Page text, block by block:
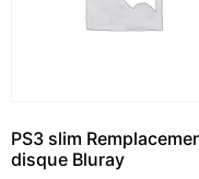
PS3 slim
disque Bluray